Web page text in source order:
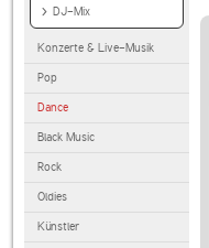
DJ-Mix
Konzerte & Live-Musik
Pop
Dance
Black Music
Rock
Oldies
Künstler